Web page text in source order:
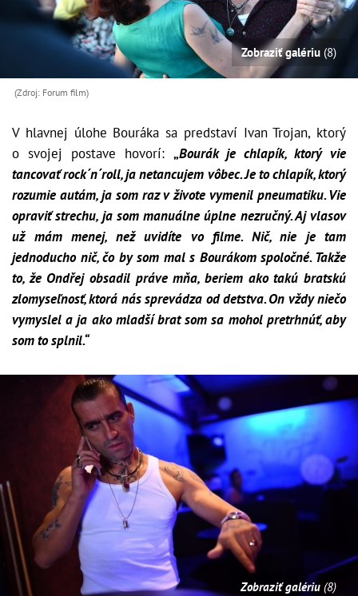
Zobraziť galériu (8)
(Zdroj: Forum film)
V hlavnej úlohe Bouráka sa predstaví Ivan Trojan, ktorý
o svojej postave hovorí: „Bourák je chlapík, ktorý vie
tancovať rock´n´roll, ja netancujem vôbec. Je to chlapík, ktorý
rozumie autám, ja som raz v živote vymenil pneumatiku. Vie
opraviť strechu, ja som manuálne úplne nezručný. Aj vlasov
už mám menej, než uvidíte vo filme. Nič, nie je tam
jednoducho nič, čo by som mal s Bourákom spoločné. Takže
to, že Ondřej obsadil práve mňa, beriem ako takú bratskú
zlomyseľnosť, ktorá nás sprevádza od detstva. On vždy niečo
vymyslel a ja ako mladší brat som sa mohol pretrhnúť, aby
som to splnil.“
Zobraziť galériu (8)